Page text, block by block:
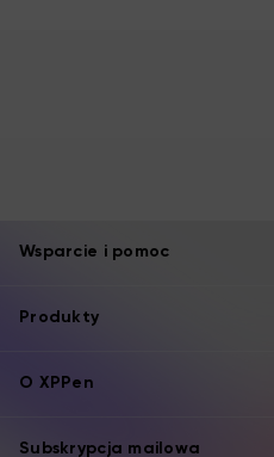
Wsparcie i pomoc
Produkty
O XPPen
Subskrypcja mailowa